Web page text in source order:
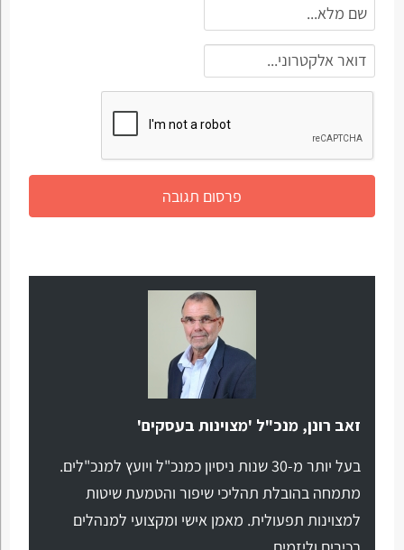
זאב רונן, מנכ"ל 'מצוינות בעסקים'
בעל יותר מ-30 שנות ניסיון כמנכ"ל ויועץ למנכ"לים.
מתמחה בהובלת תהליכי שיפור והטמעת שיטות
למצוינות תפעולית. מאמן אישי ומקצועי למנהלים